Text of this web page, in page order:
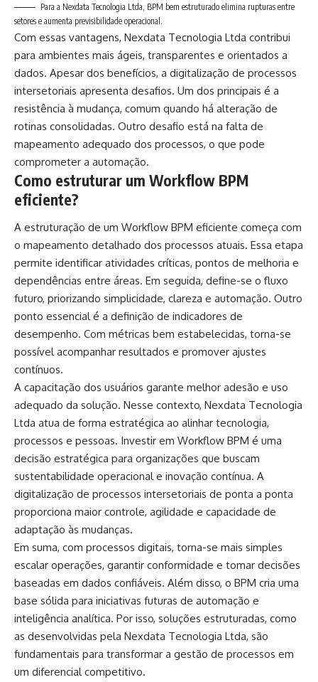
Para a Nexdata Tecnologia Ltda, BPM bem estruturado elimina rupturas entre
setores e aumenta previsibilidade operacional.
Com essas vantagens, Nexdata Tecnologia Ltda contribui
para ambientes mais ágeis, transparentes e orientados a
dados. Apesar dos benefícios, a digitalização de processos
intersetoriais apresenta desafios. Um dos principais é a
resistência à mudança, comum quando há alteração de
rotinas consolidadas. Outro desafio está na falta de
mapeamento adequado dos processos, o que pode
comprometer a automação.
Como estruturar um Workflow BPM
eficiente?
A estruturação de um Workflow BPM eficiente começa com
o mapeamento detalhado dos processos atuais. Essa etapa
permite identificar atividades críticas, pontos de melhoria e
dependências entre áreas. Em seguida, define-se o fluxo
futuro, priorizando simplicidade, clareza e automação. Outro
ponto essencial é a definição de indicadores de
desempenho. Com métricas bem estabelecidas, torna-se
possível acompanhar resultados e promover ajustes
contínuos.
A capacitação dos usuários garante melhor adesão e uso
adequado da solução. Nesse contexto, Nexdata Tecnologia
Ltda atua de forma estratégica ao alinhar tecnologia,
processos e pessoas. Investir em Workflow BPM é uma
decisão estratégica para organizações que buscam
sustentabilidade operacional e inovação contínua. A
digitalização de processos intersetoriais de ponta a ponta
proporciona maior controle, agilidade e capacidade de
adaptação às mudanças.
Em suma, com processos digitais, torna-se mais simples
escalar operações, garantir conformidade e tomar decisões
baseadas em dados confiáveis. Além disso, o BPM cria uma
base sólida para iniciativas futuras de automação e
inteligência analítica. Por isso, soluções estruturadas, como
as desenvolvidas pela Nexdata Tecnologia Ltda, são
fundamentais para transformar a gestão de processos em
um diferencial competitivo.